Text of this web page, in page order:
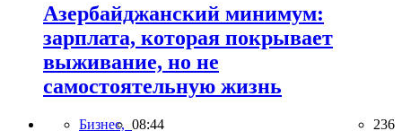
Азербайджанский минимум:
зарплата, которая покрывает
выживание, но не
самостоятельную жизнь
Бизнес, 08:44 236